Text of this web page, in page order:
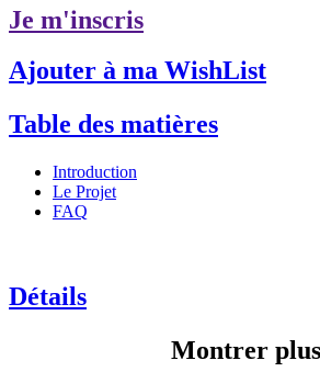
Je m'inscris
Ajouter à ma WishList
Table des matières
Introduction
Le Projet
FAQ
Détails
Montrer plus